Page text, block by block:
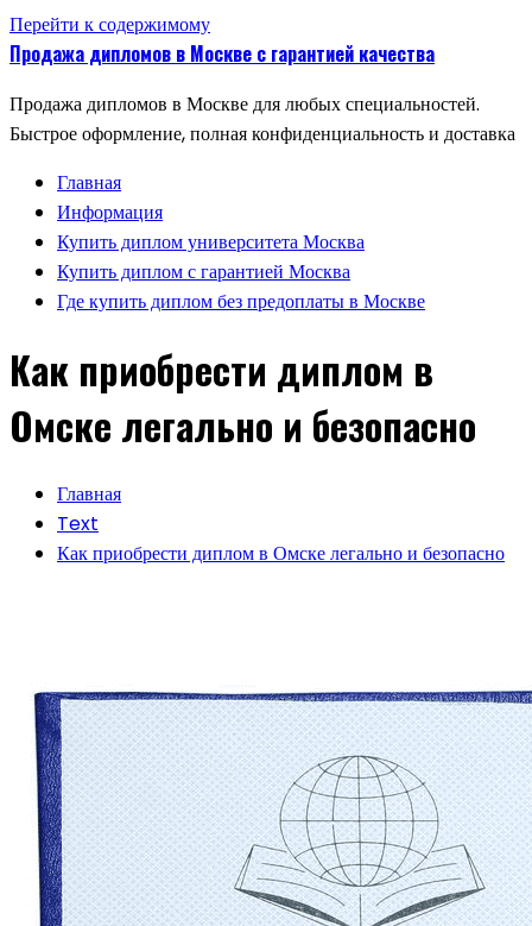
Перейти к содержимому
Продажа дипломов в Москве с гарантией качества
Продажа дипломов в Москве для любых специальностей.
Быстрое оформление, полная конфиденциальность и доставка
Главная
Информация
Купить диплом университета Москва
Купить диплом с гарантией Москва
Где купить диплом без предоплаты в Москве
Как приобрести диплом в
Омске легально и безопасно
Главная
Text
Как приобрести диплом в Омске легально и безопасно